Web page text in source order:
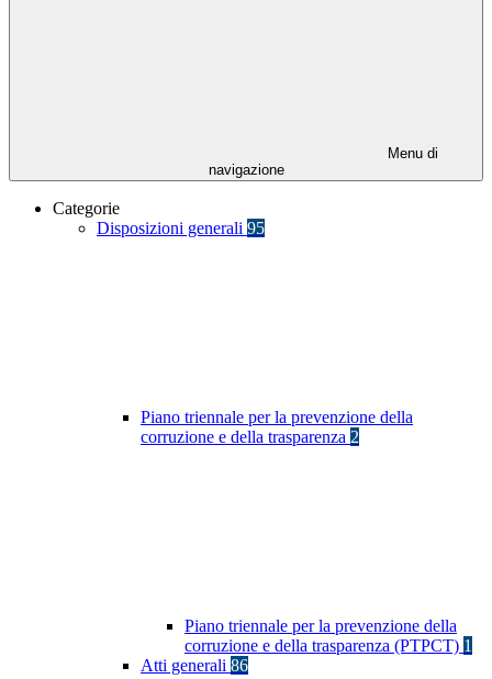
Menu di
navigazione
Categorie
Disposizioni generali 95
Piano triennale per la prevenzione della
corruzione e della trasparenza 2
Piano triennale per la prevenzione della
corruzione e della trasparenza (PTPCT) 1
Atti generali 86